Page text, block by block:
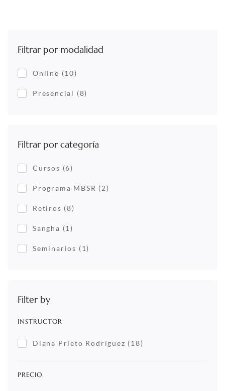
Filtrar por modalidad
Online (10)
Presencial (8)
Filtrar por categoría
Cursos (6)
Programa MBSR (2)
Retiros (8)
Sangha (1)
Seminarios (1)
Filter by
INSTRUCTOR
Diana Prieto Rodríguez (18)
PRECIO